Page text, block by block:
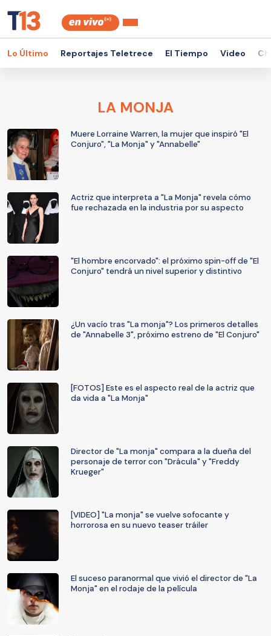
Lo Último Reportajes Teletrece El Tiempo Video
LA MONJA
Muere Lorraine Warren, la mujer que inspiró "El
Conjuro", "La Monja" y "Annabelle"
Actriz que interpreta a "La Monja" revela cómo
fue rechazada en la industria por su aspecto
"El hombre encorvado": el próximo spin-off de "El
Conjuro" tendrá un nivel superior y distintivo
¿Un vacío tras "La monja"? Los primeros detalles
de "Annabelle 3", próximo estreno de "El Conjuro"
[FOTOS] Este es el aspecto real de la actriz que
da vida a "La Monja"
Director de "La monja" compara a la dueña del
personaje de terror con "Drácula" y "Freddy
Krueger"
[VIDEO] "La monja" se vuelve sofocante y
horrorosa en su nuevo teaser tráiler
El suceso paranormal que vivió el director de "La
Monja" en el rodaje de la película